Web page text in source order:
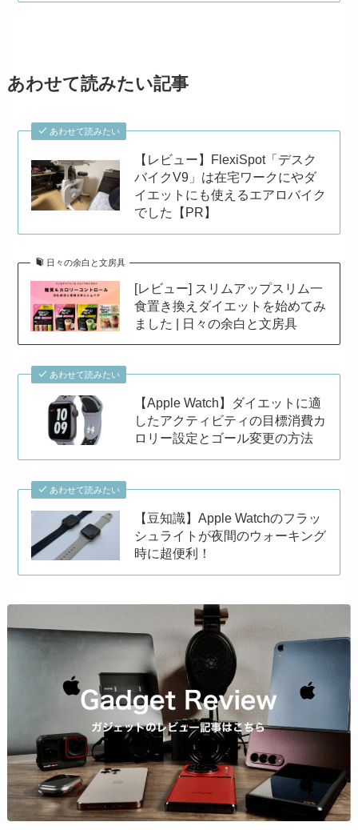
あわせて読みたい記事
あわせて読みたい
【レビュー】FlexiSpot「デスク
バイクV9」は在宅ワークにやダ
イエットにも使えるエアロバイク
でした【PR】
日々の余白と文房具
[レビュー] スリムアップスリム一
食置き換えダイエットを始めてみ
ました | 日々の余白と文房具
あわせて読みたい
【Apple Watch】ダイエットに適
したアクティビティの目標消費カ
ロリー設定とゴール変更の方法
あわせて読みたい
【豆知識】Apple Watchのフラッ
シュライトが夜間のウォーキング
時に超便利！